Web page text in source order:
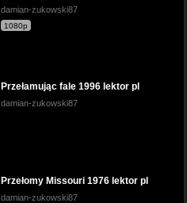
damian-zukowski87
1080p
Przełamując fale 1996 lektor pl
damian-zukowski87
Przełomy Missouri 1976 lektor pl
damian-zukowski87